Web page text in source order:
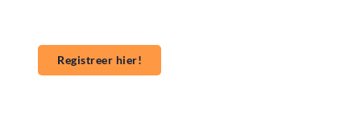
Registreer hier!